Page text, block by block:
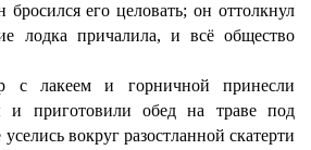
его целовать; он оттолкнул
лодка причалила, и всё общество
с лакеем и горничной принесли
и приготовили обед на траве под
вокруг разостланной скатерти